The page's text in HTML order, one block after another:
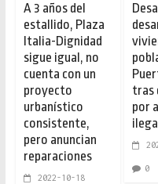
A 3 años del
estallido, Plaza
Italia-Dignidad
sigue igual, no
cuenta con un
proyecto
urbanístico
consistente,
pero anuncian
reparaciones
2022-10-18
tras
por
0